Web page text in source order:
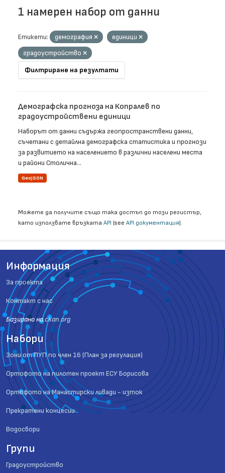
1 намерен набор от данни
Етикети: демография
единици
градоустройство
Филтриране на резултати
Демографска прогноза на Копралев по
градоустройствени единици
Наборът от данни съдържа геопространствени данни,
съчетани с детайлна демографска статистика и прогнози
за развитието на населението в различни населени места
и райони Столична...
GeoJSON
Можете да получите също така достъп до този регистър,
като използвате връзката API (see API документация).
Информация
За проекта
Контакт с нас
Базиранo наckan.org
Набори
Зони от ПУП по член 16 (План за регулация)
Ортофото на пилотен проект ЕСУ Борисова
Ортофото на Манастирски ливади - изток
Прекратени концесии
Водосбори
Групи
Градоустройство